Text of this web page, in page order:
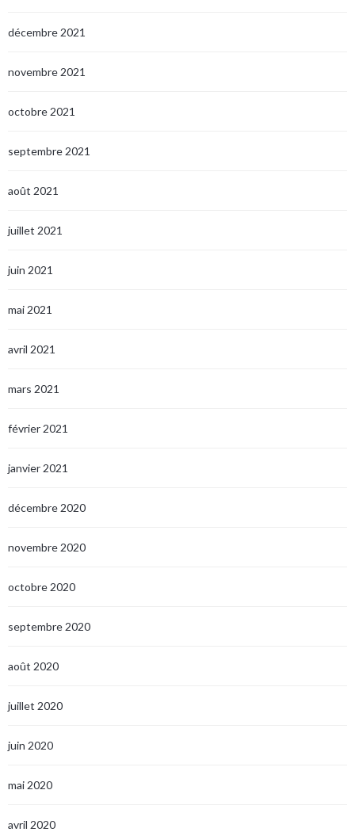
décembre 2021
novembre 2021
octobre 2021
septembre 2021
août 2021
juillet 2021
juin 2021
mai 2021
avril 2021
mars 2021
février 2021
janvier 2021
décembre 2020
novembre 2020
octobre 2020
septembre 2020
août 2020
juillet 2020
juin 2020
mai 2020
avril 2020